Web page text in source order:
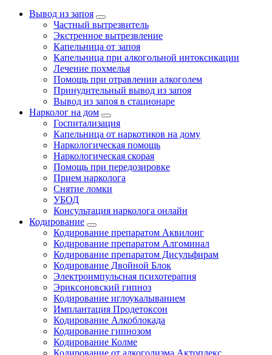
Вывод из запоя
Частный вытрезвитель
Экстренное вытрезвление
Капельница от запоя
Капельница при алкогольной интоксикации
Лечение похмелья
Помощь при отравлении алкоголем
Принудительный вывод из запоя
Вывод из запоя в стационаре
Нарколог на дом
Госпитализация
Капельница от наркотиков на дому
Наркологическая помощь
Наркологическая скорая
Помощь при передозировке
Прием нарколога
Снятие ломки
УБОД
Консультация нарколога онлайн
Кодирование
Кодирование препаратом Аквилонг
Кодирование препаратом Алгоминал
Кодирование препаратом Дисульфирам
Кодирование Двойной Блок
Электроимпульсная психотерапия
Эриксоновский гипноз
Кодирование иглоукалыванием
Имплантация Продетоксон
Кодирование Алкоблокада
Кодирование гипнозом
Кодирование Колме
Кодирование от алкоголизма Актоплекс